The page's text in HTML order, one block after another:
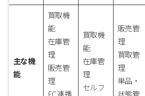
主な機
能
買取機
能
在庫管
理
販売管
理
EC連携
買取機
能
在庫管
理
セルフ
販売管
理
買取管
理
単品・
状態管